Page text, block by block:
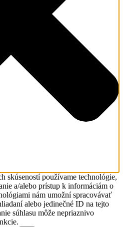
skúseností používame technológie,
a/alebo prístup k informáciám o
nám umožní spracovávať
alebo jedinečné ID na tejto
súhlasu môže nepriaznivo